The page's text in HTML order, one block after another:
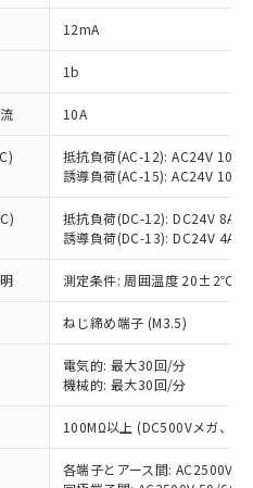
12mA
1b
10A
抵抗負荷(AC-12): AC24V 10A/
誘導負荷(AC-15): AC24V
抵抗負荷(DC-12): DC24V 8A/
誘導負荷(DC-13): DC24V 4A/
測定条件: 周囲温度 20±2℃、
ねじ締め端子 (M3.5)
電気的: 最大30回/分
機械的: 最大30回/分
100MΩ以上 (DC500Vメガ、点
各端子とアース間: AC2500V
ただき、同意のうえ
当社制御機器事業取扱
況および標準価格
ていただくもので
業取扱商品の中には、
象外となる商品もある
ださい。
標準価格照会結果は、
新日時点での社内デー
されるものであり、閲
る場合があることをご
指令（10物質）の
が提供可能な商品で
令（10物質）の非含
り替える予定のある
指令（10物質）の
で、対応品を出す予
指令（10物質）の
査中または確認中の
料など無形物で、有
い商品です。
、非含有部品として
判明した場合などや
があります。
(Hg) 1000ppm以下、 カド
以下、ポリ臭化ビフェニル
含有率が中国RoHSの
を示します。
含有率が中国RoHSの
とを示します。
当社販売部門へお問
貴社製品のうち、外国
貿易法に定める商品
等」という）を輸出
提供する場合は、日本
可(または役務取引許
どの必要な手続きを